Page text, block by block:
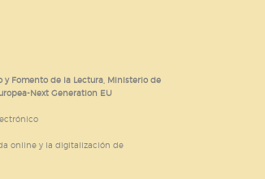
Fomento de la Lectura, Ministerio de
Next Generation EU
online y la digitalización de